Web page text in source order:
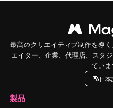
最高のクリエイティブ制作を導
エイター、企業、代理店、スタ
ていま
日本
製品